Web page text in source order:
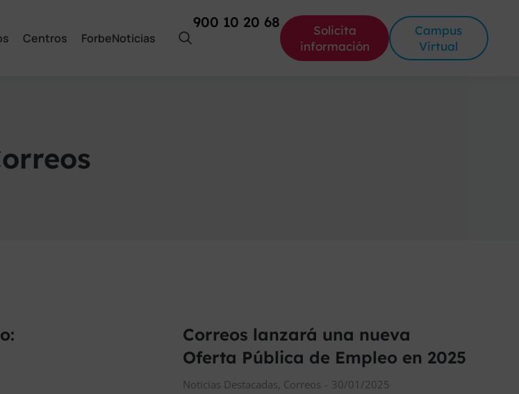
Centros ForbeNoticias
900 10 20 68
Solicita
información
Campus
Virtual
Correos lanzará una nueva
Oferta Pública de Empleo en 2025
Noticias Destacadas, Correos 30/01/2025